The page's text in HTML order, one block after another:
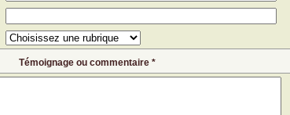
Témoignage ou commentaire *